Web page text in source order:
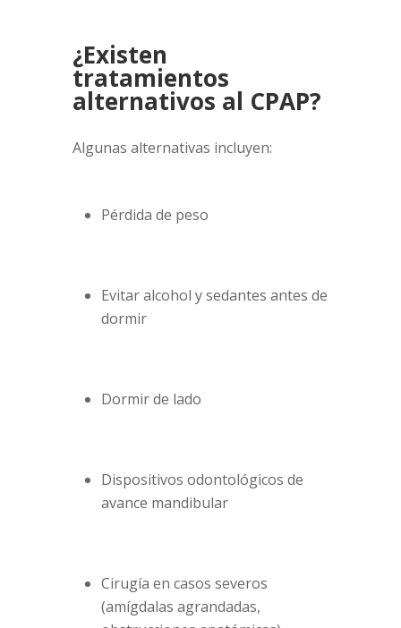
¿Existen
tratamientos
alternativos al CPAP?
Algunas alternativas incluyen:
Pérdida de peso
Evitar alcohol y sedantes antes de
dormir
Dormir de lado
Dispositivos odontológicos de
avance mandibular
Cirugía en casos severos
(amígdalas agrandadas,